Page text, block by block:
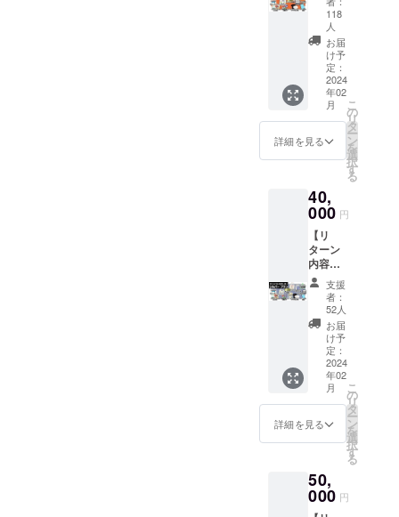
ク」
は、
「Stea
m版 DL
キー」
または
「ファ
イルス
トレー
ダウン
ロー
どちら
かを選
択して
いただ
けま
す。
ださ
い。
クリア
ファイ
ル 1種
（全3
種） ・
CF限定
記念ピ
ンズ 3
種セッ
ト ・オ
シャツ
・お礼
メッ
セージ -
-----------
-----------
-----------
-----------
--------
※「ゲー
ム本
体：DL
コー
ド」
は、
ndo
Switch
「PC用
（Stea
m）」
会員証
・ゲー
ム内ク
レジッ
トにお
名前掲
（小）
（※①）
・
ド」ス
テッ
ゲーム
本体：
DLコー
ド x 1点
［一般
販売予
定価
格：
1,100
円］ ・
サウン
ドト
ラック
［一般
定］ ・
PC・ス
マホ用
118
人
お届
け予
定：
2024
年02
月
詳細を見る
こ
の
リ
タ
ー
ン
を
選
択
す
る
40,
000 円
【リ
ターン
内容】
・サン
ソフト
会員証
・
SUNSO
FTヒス
トリー
本『サ
ンソフ
ト大全
（仮）
』 ・
・ゲー
ム内ク
レジッ
支援
者：
52人
お届
け予
定：
2024
年02
月
詳細を見る
こ
の
リ
タ
ー
ン
を
選
択
す
る
50,
000 円